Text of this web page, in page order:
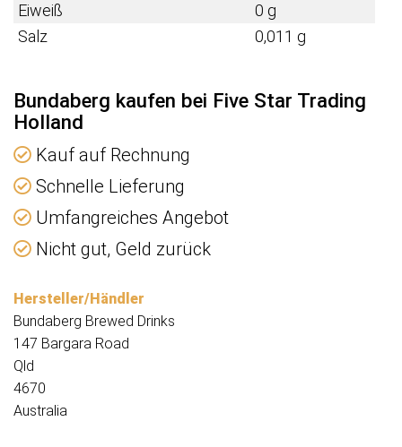
Eiweiß
0 g
Salz
0,011 g
Bundaberg kaufen bei Five Star Trading
Holland
Kauf auf Rechnung
Schnelle Lieferung
Umfangreiches Angebot
Nicht gut, Geld zurück
Hersteller/Händler
Bundaberg Brewed Drinks
147 Bargara Road
Qld
4670
Australia